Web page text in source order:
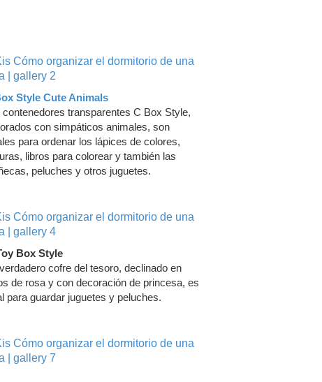
Style Cute Animals
contenedores transparentes C Box Style,
con simpáticos animales, son
para ordenar los lápices de colores,
libros para colorear y también las
peluches y otros juguetes.
Box Style
cofre del tesoro, declinado en
de rosa y con decoración de princesa, es
para guardar juguetes y peluches.